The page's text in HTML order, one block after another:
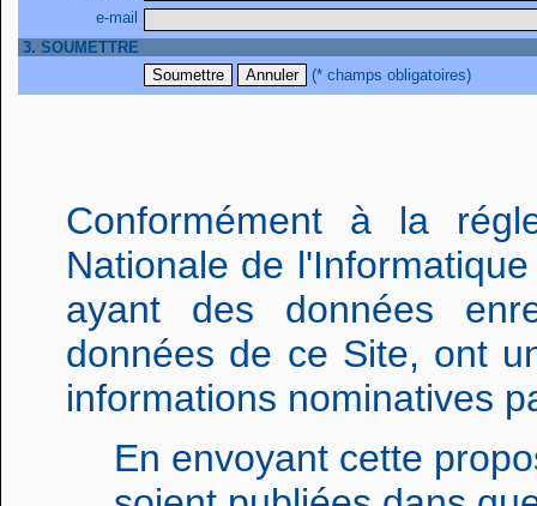
e-mail
3. SOUMETTRE
(* champs obligatoires)
Conformément à la
Nationale de
ayant des données
données de ce Site, ont
informations nominatives
En envoyant cette